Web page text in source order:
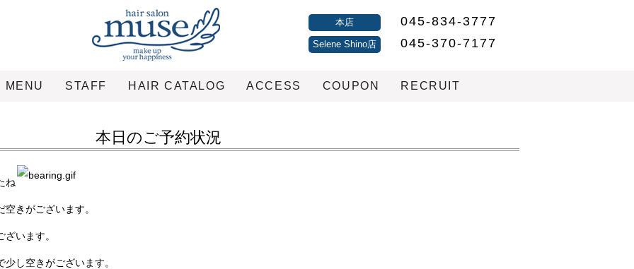
本店 045-834-3777
Selene Shino店 045-370-7177
MENU STAFF HAIR CATALOG ACCESS COUPON RECRUIT
本日のご予約状況
ね
きがございます。
います。
し空きがございます。